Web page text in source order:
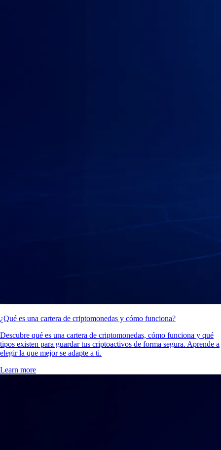
¿Qué es una cartera de criptomonedas y cómo funciona?
Descubre qué es una cartera de criptomonedas, cómo funciona y qué
tipos existen para guardar tus criptoactivos de forma segura. Aprende a
elegir la que mejor se adapte a ti.
Learn more